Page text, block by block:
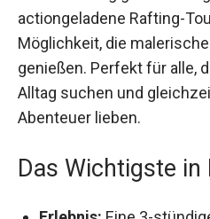
eine actiongeladene
die Möglichkeit, die
zu genießen. Perfekt für
vom Alltag suchen und
herausfordernde Abenteuer
Das Wichtigste in
Erlebnis:
Eine 3-